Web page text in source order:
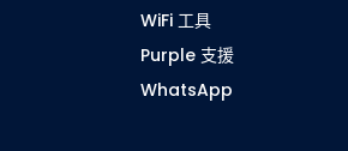
WiFi 工具
Purple 支援
WhatsApp